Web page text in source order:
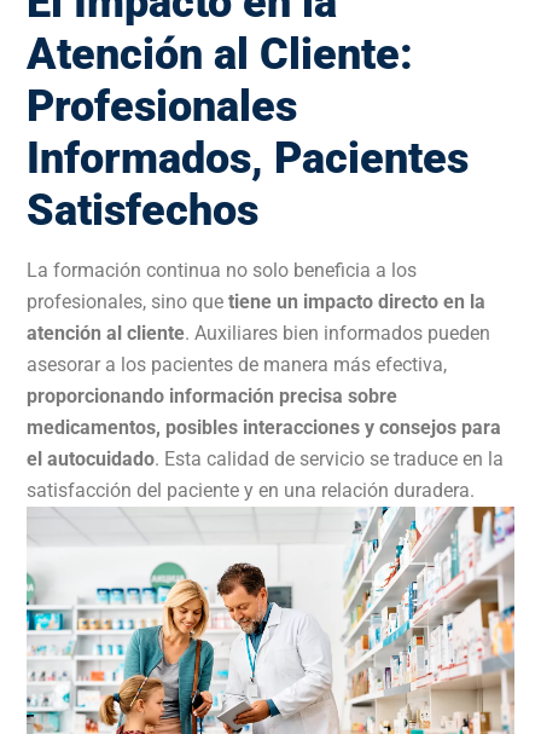
Atención al Cliente:
Profesionales
Informados, Pacientes
Satisfechos
La formación continua no solo beneficia a los
profesionales, sino que tiene un impacto directo en la
atención al cliente. Auxiliares bien informados pueden
asesorar a los pacientes de manera más efectiva,
proporcionando información precisa sobre
medicamentos, posibles interacciones y consejos para
el autocuidado. Esta calidad de servicio se traduce en la
satisfacción del paciente y en una relación duradera.